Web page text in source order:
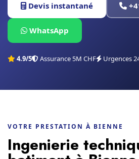
Devis instantané
WhatsApp
4.9/5 Assurance 5M CHF Urgences
VOTRE PRESTATION À BIENNE
Ingenierie